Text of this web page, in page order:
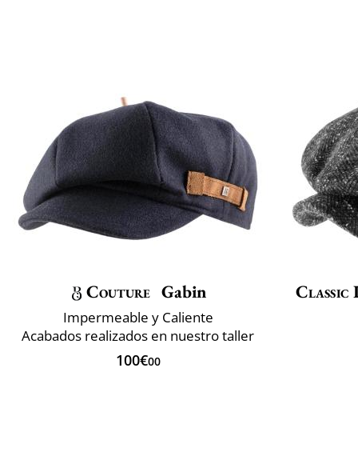
Couture Gabin
Impermeable y Caliente
Acabados realizados en nuestro taller
100€00